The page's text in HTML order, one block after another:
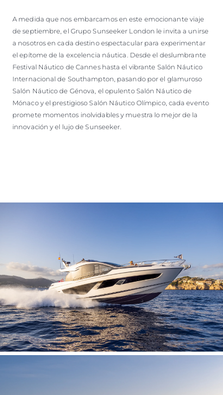
A medida que nos embarcamos en este emocionante viaje
de septiembre, el Grupo Sunseeker London le invita a unirse
a nosotros en cada destino espectacular para experimentar
el epítome de la excelencia náutica. Desde el deslumbrante
Festival Náutico de Cannes hasta el vibrante Salón Náutico
Internacional de Southampton, pasando por el glamuroso
Salón Náutico de Génova, el opulento Salón Náutico de
Mónaco y el prestigioso Salón Náutico Olímpico, cada evento
promete momentos inolvidables y muestra lo mejor de la
innovación y el lujo de Sunseeker.